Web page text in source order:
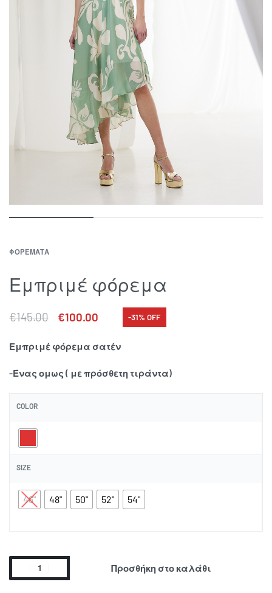
ΦΟΡΕΜΑΤΑ
Εμπριμέ φόρεμα
€145.00 €100.00 -31% OFF
Εμπριμέ φόρεμα σατέν
-Ένας ομως ( με πρόσθετη τιράντα)
COLOR
SIZE
46" 48" 50" 52" 54"
Προσθήκη στο καλάθι